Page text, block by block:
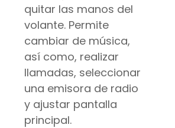
quitar las manos del
volante. Permite
cambiar de música,
así como, realizar
llamadas, seleccionar
una emisora de radio
y ajustar pantalla
principal.